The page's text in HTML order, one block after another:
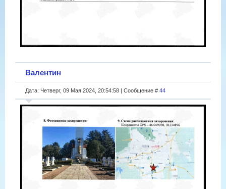
Валентин
Дата: Четверг, 09 Мая 2024, 20:54:58 | Сообщение # 44